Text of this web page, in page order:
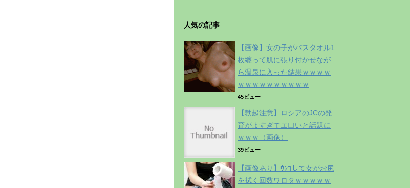
人気の記事
【画像】女の子がバスタオル1
枚纏って肌に張り付かせなが
ら温泉に入った結果ｗｗｗｗ
ｗｗｗｗｗｗｗｗｗｗ
45ビュー
【勃起注意】ロシアのJCの発
育がよすぎてエ口いと話題に
ｗｗｗ（画像）
39ビュー
【画像あり】ｳﾝｺして女がお尻
を拭く回数ワロタｗｗｗｗｗ